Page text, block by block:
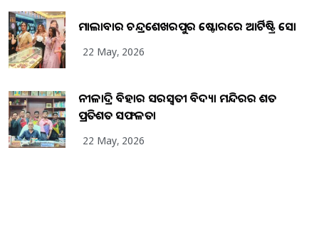
ମାଲାବାର ଚନ୍ଦ୍ରଶେଖରପୁର ଷ୍ଟୋରରେ ଆର୍ଟିଷ୍ଟ୍ରି ସୋ
22 May, 2026
ନୀଳାଦ୍ରି ବିହାର ସରସ୍ୱତୀ ବିଦ୍ୟା ମନ୍ଦିରର ଶତ
ପ୍ରତିଶତ ସଫଳତା
22 May, 2026